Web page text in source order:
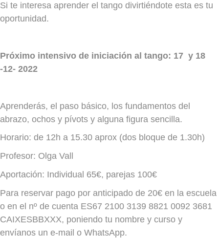
Si te interesa aprender el tango divirtiéndote esta es tu
oportunidad.
Próximo intensivo de iniciación al tango: 17 y 18
-12- 2022
Aprenderás, el paso básico, los fundamentos del
abrazo, ochos y pívots y alguna figura sencilla.
Horario: de 12h a 15.30 aprox (dos bloque de 1.30h)
Profesor: Olga Vall
Aportación: Individual 65€, parejas 100€
Para reservar pago por anticipado de 20€ en la escuela
o en el nº de cuenta ES67 2100 3139 8821 0092 3681
CAIXESBBXXX, poniendo tu nombre y curso y
envíanos un e-mail o WhatsApp.